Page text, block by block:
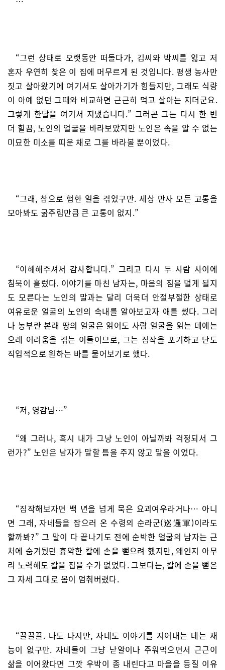
“그런 상태로 오랫동안 떠돌다가, 김씨와 박씨를 잃고 저
혼자 우연히 찾은 이 집에 머무르게 된 것입니다. 평생 농사만
짓고 살아왔기에 여기서도 살아가기가 힘들지만, 그래도 식량
이 아예 없던 그때와 비교하면 근근히 먹고 살아는 지더군요.
그렇게 한달을 여기서 지냈습니다.” 그러곤 그는 다시 한 번
더 힐끔, 노인의 얼굴을 바라보았지만 노인은 속을 알 수 없는
미묘한 미소를 띠운 채로 그를 바라볼 뿐이었다.
“그래, 참으로 험한 일을 겪었구만. 세상 만사 모든 고통을
모아봐도 굶주림만큼 큰 고통이 없지.”
“이해해주셔서 감사합니다.” 그리고 다시 두 사람 사이에
침묵이 흘렀다. 이야기를 마친 남자는, 마음의 짐을 덜게 될지
도 모른다는 노인의 말과는 달리 더욱더 안절부절한 상태로
여유로운 얼굴의 노인의 속내를 알아보고자 애를 썼다. 그러
나 농부란 본래 땅의 얼굴은 읽어도 사람 얼굴을 읽는 데에는
으레 어려움을 겪는 이들이므로, 그는 짐작을 포기하고 단도
직입적으로 원하는 바를 물어보기로 했다.
“저, 영감님…”
“왜 그러나, 혹시 내가 그냥 노인이 아닐까봐 걱정되서 그
런가?” 노인은 남자가 말할 틈을 주지 않고 말을 이었다.
“짐작해보자면 백 년을 넘게 묵은 요괴여우라거나… 아니
면 그래, 자네들을 잡으러 온 수령의 순라군(巡邏軍)이라도
할까봐?” 그 말이 다 끝나기도 전에 순박한 얼굴의 남자는 근
처에 숨겨뒀던 흉악한 칼에 손을 뻗으려 했지만, 왜인지 아무
리 노력해도 칼을 집을 수가 없었다. 그보다는, 칼에 손을 뻗은
그 자세 그대로 몸이 멈춰버렸다.
“끌끌끌. 나도 나지만, 자네도 이야기를 지어내는 데는 재
능이 없구만. 자네들이 그냥 낟알이나 주워먹으면서 근근이
삶을 이어왔다면 그깟 우박이 좀 내린다고 마을을 등질 이유